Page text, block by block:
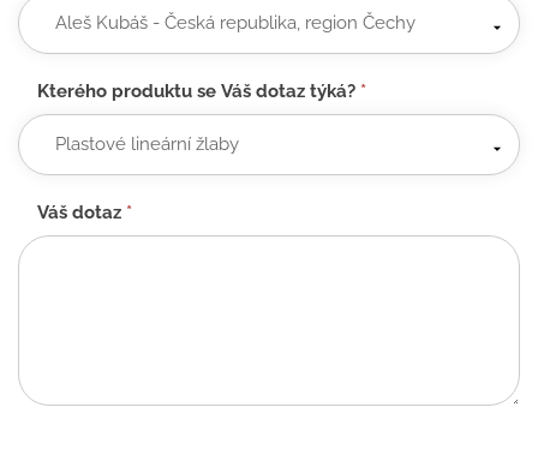
Kterého produktu se Váš dotaz týká? *
Váš dotaz *